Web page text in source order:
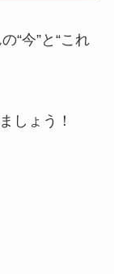
“今”と“これ
しょう！